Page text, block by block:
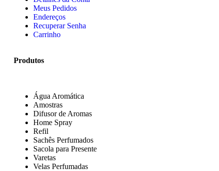
Meus Pedidos
Endereços
Recuperar Senha
Carrinho
Produtos
Água Aromática
Amostras
Difusor de Aromas
Home Spray
Refil
Sachês Perfumados
Sacola para Presente
Varetas
Velas Perfumadas